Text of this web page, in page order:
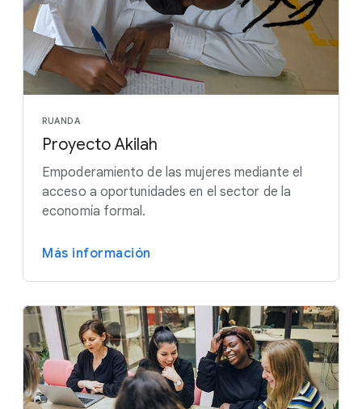
RUANDA
Proyecto Akilah
Empoderamiento de las mujeres mediante el
acceso a oportunidades en el sector de la
economía formal.
Más información